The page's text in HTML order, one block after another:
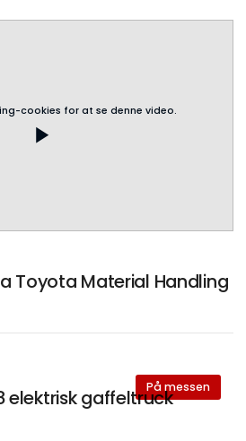
cookies for at se denne video.
play_arrow
Toyota Material Handling
På messen
elektrisk gaffeltruck